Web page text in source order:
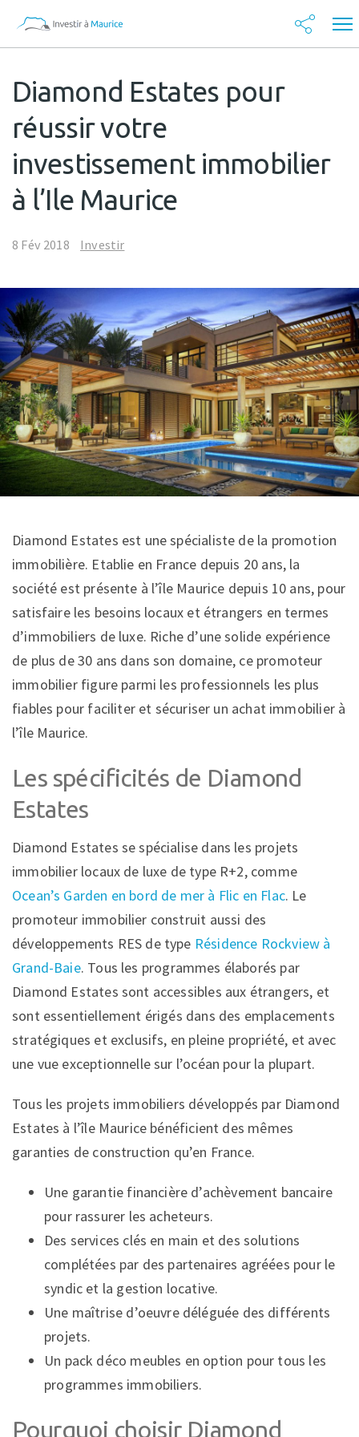
Diamond Estates pour
réussir votre
investissement immobilier
à l’Ile Maurice
8 Fév 2018 Investir
Diamond Estates est une spécialiste de la promotion
immobilière. Etablie en France depuis 20 ans, la
société est présente à l’île Maurice depuis 10 ans, pour
satisfaire les besoins locaux et étrangers en termes
d’immobiliers de luxe. Riche d’une solide expérience
de plus de 30 ans dans son domaine, ce promoteur
immobilier figure parmi les professionnels les plus
fiables pour faciliter et sécuriser un achat immobilier à
l’île Maurice.
Les spécificités de Diamond
Estates
Diamond Estates se spécialise dans les projets
immobilier locaux de luxe de type R+2, comme
Ocean’s Garden en bord de mer à Flic en Flac. Le
promoteur immobilier construit aussi des
développements RES de type Résidence Rockview à
Grand-Baie. Tous les programmes élaborés par
Diamond Estates sont accessibles aux étrangers, et
sont essentiellement érigés dans des emplacements
stratégiques et exclusifs, en pleine propriété, et avec
une vue exceptionnelle sur l’océan pour la plupart.
Tous les projets immobiliers développés par Diamond
Estates à l’île Maurice bénéficient des mêmes
garanties de construction qu’en France.
Une garantie financière d’achèvement bancaire
pour rassurer les acheteurs.
Des services clés en main et des solutions
complétées par des partenaires agréées pour le
syndic et la gestion locative.
Une maîtrise d’oeuvre déléguée des différents
projets.
Un pack déco meubles en option pour tous les
programmes immobiliers.
Pourquoi choisir Diamond